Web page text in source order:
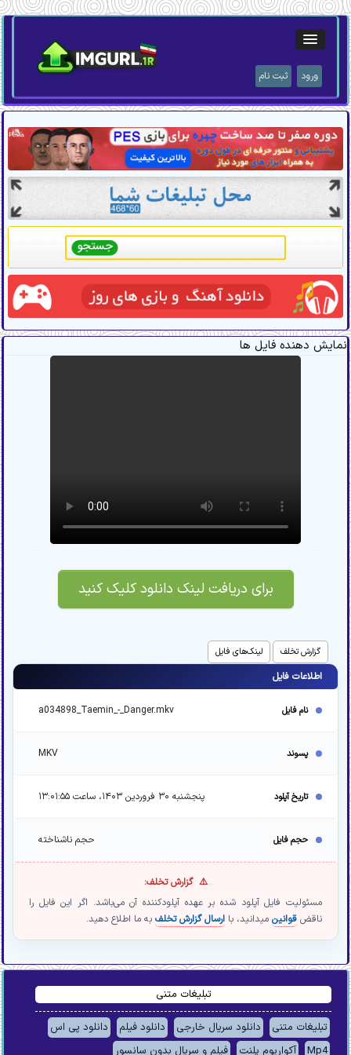
ورود ثبت نام
نمایش دهنده فایل ها
برای دریافت لینک دانلود کلیک کنید
گزارش تخلف لینک‌های فایل
اطلاعات فایل
نام فایل a034898_Taemin_-_Danger.mkv
پسوند MKV
تاریخ آپلود پنجشنبه ۳۰ فروردین ۱۴۰۳، ساعت ۱۳:۰۱:۵۵
حجم فایل حجم ناشناخته
گزارش تخلف:
مسئولیت فایل آپلود شده بر عهده آپلودکننده آن می‌باشد. اگر این فایل را
ناقضقوانین میدانید، باارسال گزارش تخلف به ما اطلاع دهید.
تبلیغات متنی
تبلیغات متنی دانلود سریال خارجی دانلود فیلم
دانلود پی اس
Mp4
آکواریوم پلنت فیلم و سریال بدون سانسور